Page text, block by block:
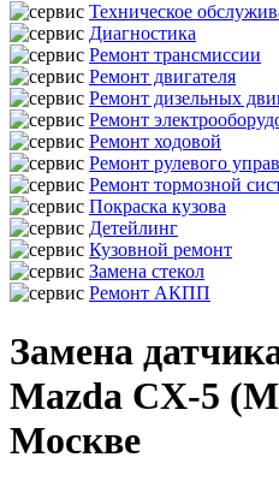
Техническое
Диагностика
Ремонт трансмиссии
Ремонт двигателя
Ремонт дизельных
Ремонт
Ремонт ходовой
Ремонт рулевого
Ремонт тормозной
Покраска кузова
Детейлинг
Кузовной ремонт
Замена стекол
Ремонт АКПП
Замена
Mazda CX-5
Москве